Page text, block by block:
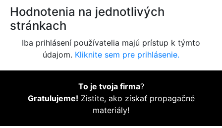
Hodnotenia na jednotlivých
stránkach
Iba prihlásení používatelia majú prístup k týmto
údajom. Kliknite sem pre prihlásenie.
To je tvoja firma?
Gratulujeme! Zistite, ako získať propagačné
materiály!